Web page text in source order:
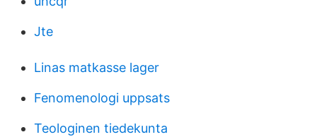
Jte
Linas matkasse lager
Fenomenologi uppsats
Teologinen tiedekunta